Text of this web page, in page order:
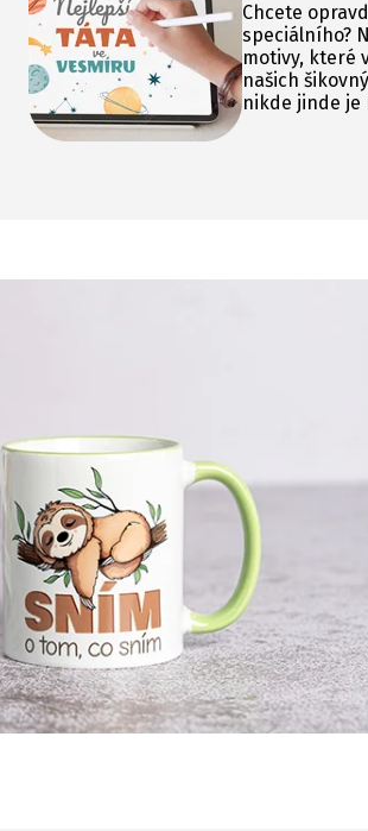
Chcete
speciálního?
motivy, které
našich
nikde jinde je